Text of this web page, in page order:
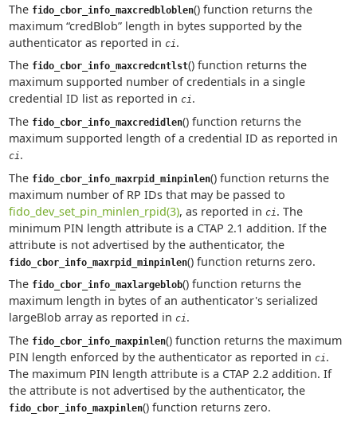
The fido_cbor_info_maxcredbloblen() function returns the
maximum “credBlob” length in bytes supported by the
authenticator as reported in ci.
The fido_cbor_info_maxcredcntlst() function returns the
maximum supported number of credentials in a single
credential ID list as reported in ci.
The fido_cbor_info_maxcredidlen() function returns the
maximum supported length of a credential ID as reported in
ci.
The fido_cbor_info_maxrpid_minpinlen() function returns the
maximum number of RP IDs that may be passed to
fido_dev_set_pin_minlen_rpid(3), as reported in ci. The
minimum PIN length attribute is a CTAP 2.1 addition. If the
attribute is not advertised by the authenticator, the
fido_cbor_info_maxrpid_minpinlen() function returns zero.
The fido_cbor_info_maxlargeblob() function returns the
maximum length in bytes of an authenticator's serialized
largeBlob array as reported in ci.
The fido_cbor_info_maxpinlen() function returns the maximum
PIN length enforced by the authenticator as reported in ci.
The maximum PIN length attribute is a CTAP 2.2 addition. If
the attribute is not advertised by the authenticator, the
fido_cbor_info_maxpinlen() function returns zero.